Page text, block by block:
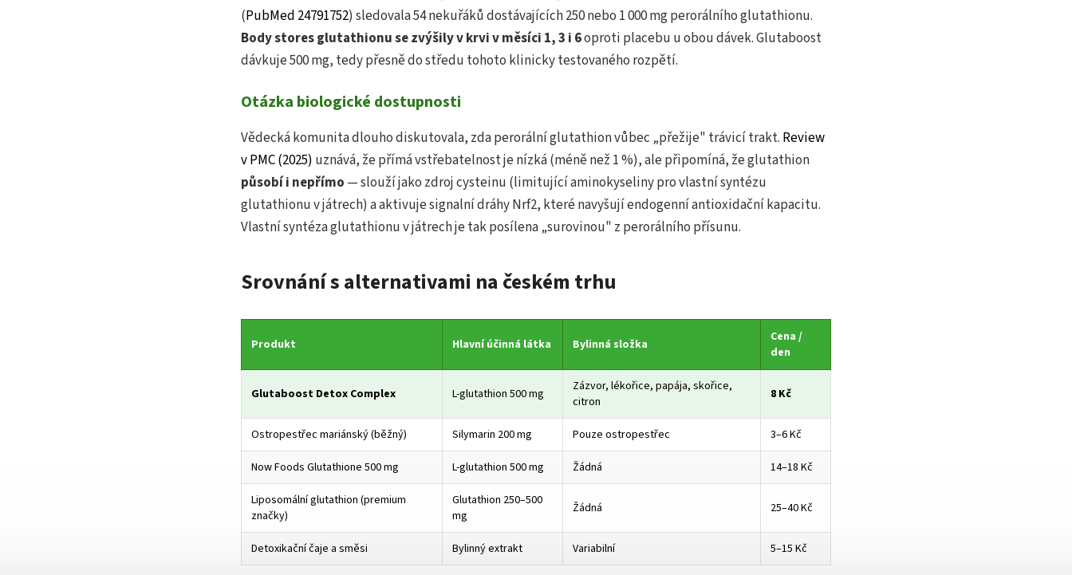
(PubMed 24791752) sledovala 54 nekuřáků dostávajících 250 nebo 1 000 mg perorálního glutathionu.
Body stores glutathionu se zvýšily v krvi v měsíci 1, 3 i 6oproti placebu u obou dávek. Glutaboost
dávkuje 500 mg, tedy přesně do středu tohoto klinicky testovaného rozpětí.
Otázka biologické dostupnosti
Vědecká komunita dlouho diskutovala, zda perorální glutathion vůbec „přežije" trávicí trakt. Review
v PMC (2025) uznává, že přímá vstřebatelnost je nízká (méně než 1 %), ale připomíná, že glutathion
působí i nepřímo — slouží jako zdroj cysteinu (limitující aminokyseliny pro vlastní syntézu
glutathionu v játrech) a aktivuje signalní dráhy Nrf2, které navyšují endogenní antioxidační kapacitu.
Vlastní syntéza glutathionu v játrech je tak posílena „surovinou" z perorálního přísunu.
Srovnání s alternativami na českém trhu
Produkt Hlavní účinná látka Bylinná složka
Cena /
den
Glutaboost Detox Complex L-glutathion 500 mg
Zázvor, lékořice, papája, skořice,
citron
8 Kč
Ostropestřec mariánský (běžný) Silymarin 200 mg Pouze ostropestřec 3–6 Kč
Now Foods Glutathione 500 mg L-glutathion 500 mg Žádná 14–18 Kč
Liposomální glutathion (premium
značky)
Glutathion 250–500
mg
Žádná 25–40 Kč
Detoxikační čaje a směsi Bylinný extrakt Variabilní 5–15 Kč